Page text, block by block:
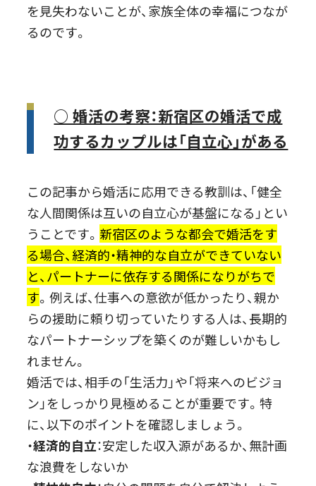
を見失わないことが、家族全体の幸福につなが
るのです。
○ 婚活の考察：新宿区の婚活で成
功するカップルは「自立心」がある
この記事から婚活に応用できる教訓は、「健全
な人間関係は互いの自立心が基盤になる」とい
うことです。 新宿区のような都会で婚活をす
る場合、経済的・精神的な自立ができていない
と、パートナーに依存する関係になりがちで
す。例えば、仕事への意欲が低かったり、親か
らの援助に頼り切っていたりする人は、長期的
なパートナーシップを築くのが難しいかもし
れません。
婚活では、相手の「生活力」や「将来へのビジョ
ン」をしっかり見極めることが重要です。特
に、以下のポイントを確認しましょう。
・経済的自立：安定した収入源があるか、無計画
な浪費をしないか